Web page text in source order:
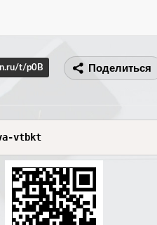
t/p0B Поделиться
vtbkt